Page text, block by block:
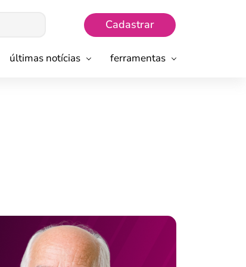
Cadastrar
últimas notícias ferramentas